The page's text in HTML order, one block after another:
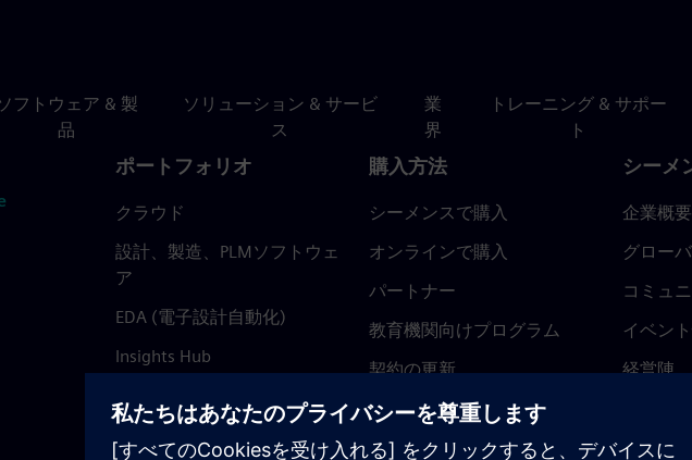
フトウェア & 製
品
ソリューション & サービ
ス
業
界
トレーニング & サポー
ト
ポートフォリオ
クラウド
設計、製造、PLMソフトウェ
ア
EDA (電子設計自動化)
Insights Hub
購入方法
シーメンスで購入
オンラインで購入
パートナー
教育機関向けプログラム
契約の更新
返金ポリシー
シーメ
企業概要
グロー
コミュ
イベン
経営陣
トラス